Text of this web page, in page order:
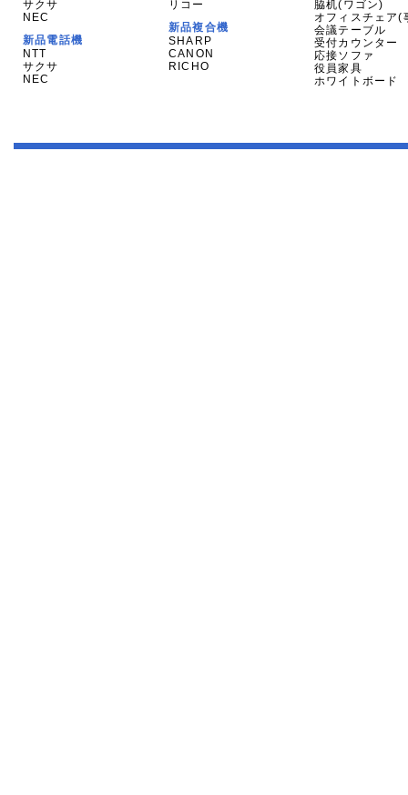
サクサ
NEC
新品電話機
NTT
サクサ
NEC
リコー
新品複合機
SHARP
CANON
RICHO
脇机(ワゴン)
オフィスチェア(
会議テーブル
受付カウンター
応接ソファ
役員家具
ホワイトボード